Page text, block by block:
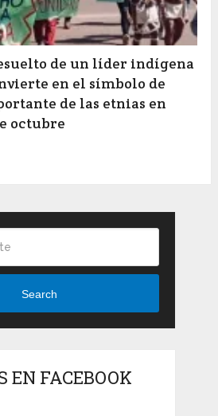
de un líder indígena
en el símbolo de
de las etnias en
octubre
Search
EN FACEBOOK